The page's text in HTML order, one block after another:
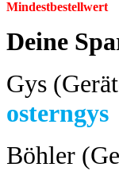
Mindestbestellwert
Deine
Gys
osterngys
Böhler